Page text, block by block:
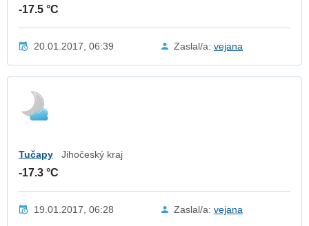
-17.5 °C
20.01.2017, 06:39 Zaslal/a: vejana
Tučapy Jihočeský kraj
-17.3 °C
19.01.2017, 06:28 Zaslal/a: vejana